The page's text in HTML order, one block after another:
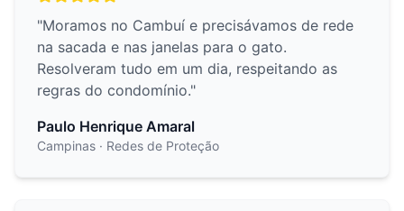
"Moramos no Cambuí e precisávamos de rede
na sacada e nas janelas para o gato.
Resolveram tudo em um dia, respeitando as
regras do condomínio."
Paulo Henrique Amaral
Campinas · Redes de Proteção